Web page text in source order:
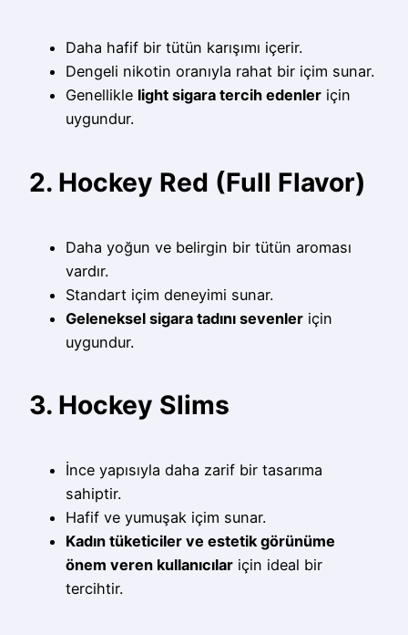
Daha hafif bir tütün karışımı içerir.
Dengeli nikotin oranıyla rahat bir içim sunar.
Genellikle light sigara tercih edenler için
uygundur.
2. Hockey Red (Full Flavor)
Daha yoğun ve belirgin bir tütün aroması
vardır.
Standart içim deneyimi sunar.
Geleneksel sigara tadını sevenler için
uygundur.
3. Hockey Slims
İnce yapısıyla daha zarif bir tasarıma
sahiptir.
Hafif ve yumuşak içim sunar.
Kadın tüketiciler ve estetik görünüme
önem veren kullanıcılar için ideal bir
tercihtir.